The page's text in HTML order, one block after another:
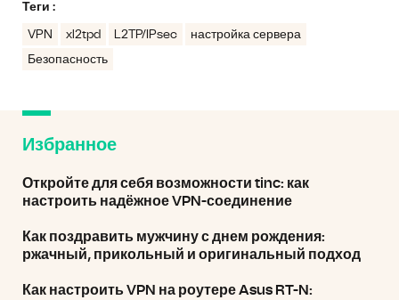
Теги :
VPN xl2tpd L2TP/IPsec
настройка сервера
Безопасность
Избранное
Откройте для себя возможности tinc: как
настроить надёжное VPN-соединение
Как поздравить мужчину с днем рождения:
ржачный, прикольный и оригинальный подход
Как настроить VPN на роутере Asus RT-N: